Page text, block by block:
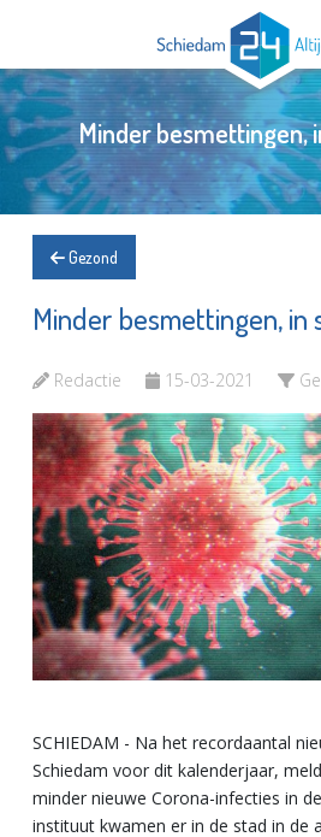
Minder besmettingen,
Gezond
Minder besmettingen, in
Redactie 15-03-2021
SCHIEDAM - Na het recordaantal
Schiedam voor dit kalenderjaar,
minder nieuwe Corona-infecties in
instituut kwamen er in de stad in de